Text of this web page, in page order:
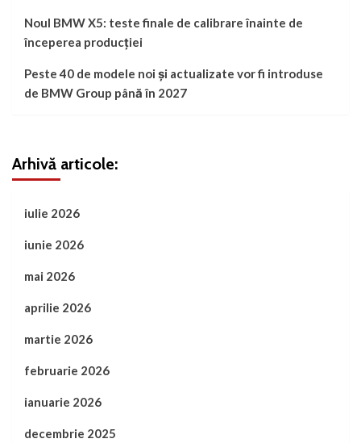
Noul BMW X5: teste finale de calibrare înainte de
începerea producției
Peste 40 de modele noi și actualizate vor fi introduse
de BMW Group până în 2027
Arhivă articole:
iulie 2026
iunie 2026
mai 2026
aprilie 2026
martie 2026
februarie 2026
ianuarie 2026
decembrie 2025